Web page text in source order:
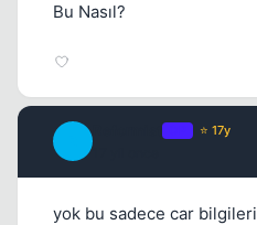
Bu Nasıl?
⭐ 17y
yok bu sadece car